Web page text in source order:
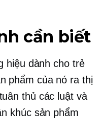
cần biết
hiệu dành cho trẻ
phẩm của nó ra thị
thủ các luật và
khúc sản phẩm